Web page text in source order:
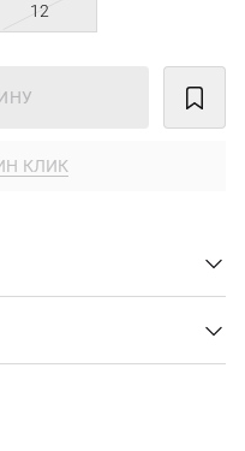
12
КЛИК